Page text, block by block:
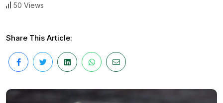
50 Views
Share This Article: